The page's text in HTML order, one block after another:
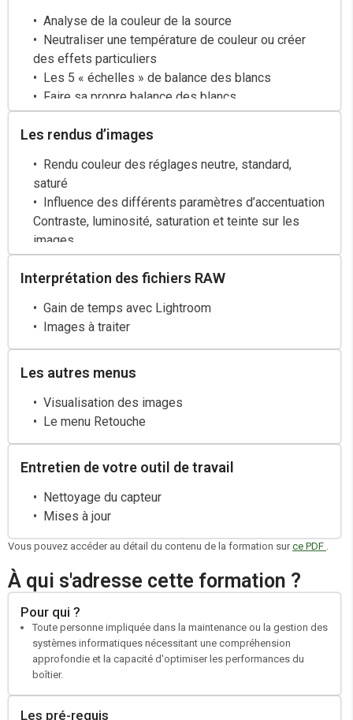
Analyse de la couleur de la source
Neutraliser une température de couleur ou créer
des effets particuliers
Les 5 « échelles » de balance des blancs
Faire sa propre balance des blancs
Les rendus d’images
Rendu couleur des réglages neutre, standard,
saturé
Influence des différents paramètres d’accentuation
Contraste, luminosité, saturation et teinte sur les
images
Noir et blanc et virages
Créer ses propres rendus
Interprétation des fichiers RAW
Gain de temps avec Lightroom
Images à traiter
Les autres menus
Visualisation des images
Le menu Retouche
Entretien de votre outil de travail
Nettoyage du capteur
Mises à jour
Vous pouvez accéder au détail du contenu de la formation surce PDF .
À qui s'adresse cette formation ?
Pour qui ?
Toute personne impliquée dans la maintenance ou la gestion des
systèmes informatiques nécessitant une compréhension
approfondie et la capacité d'optimiser les performances du
boîtier.
Les pré-requis